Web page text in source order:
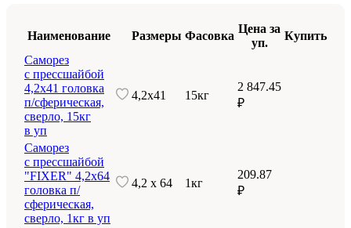
Наименование Размеры Фасовка
Цена за
уп.
Купить
Саморез
с прессшайбой
4,2х41 головка
п/сферическая,
сверло, 15кг
в уп
4,2х41 15кг
2 847.45
₽
Саморез
с прессшайбой
"FIXER" 4,2х64
головка п/
сферическая,
сверло, 1кг в уп
4,2 х 64 1кг
209.87
₽